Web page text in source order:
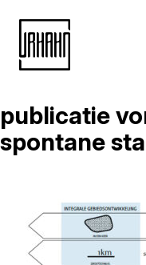
Naar
inhoud
publicatie
spontane